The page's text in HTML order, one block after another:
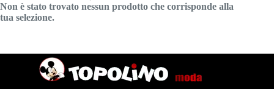
Non è stato trovato nessun prodotto che corrisponde alla
tua selezione.